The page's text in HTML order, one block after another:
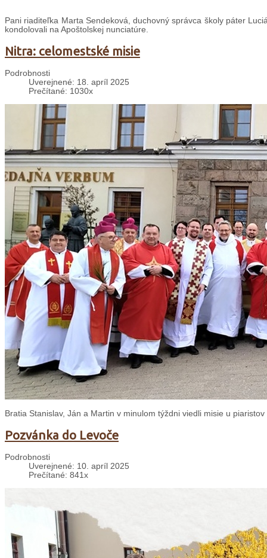
Pani riaditeľka Marta Sendeková, duchovný správca školy páter
kondolovali na Apoštolskej nunciatúre.
Nitra: celomestské misie
Podrobnosti
Uverejnené: 18. apríl 2025
Prečítané: 1030x
Bratia Stanislav, Ján a Martin v minulom týždni viedli misie u
Pozvánka do Levoče
Podrobnosti
Uverejnené: 10. apríl 2025
Prečítané: 841x